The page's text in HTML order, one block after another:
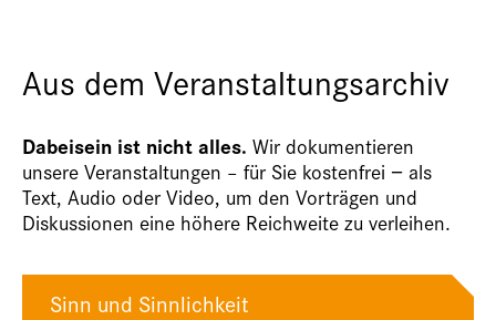
Aus dem Veranstaltungsarchiv
Dabeisein ist nicht alles. Wir dokumentieren
unsere Veranstaltungen – für Sie kostenfrei − als
Text, Audio oder Video, um den Vorträgen und
Diskussionen eine höhere Reichweite zu verleihen.
Sinn und Sinnlichkeit